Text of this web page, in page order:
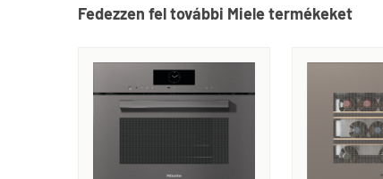
Fedezzen fel további Miele termékeket